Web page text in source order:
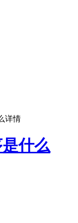
详情
什么